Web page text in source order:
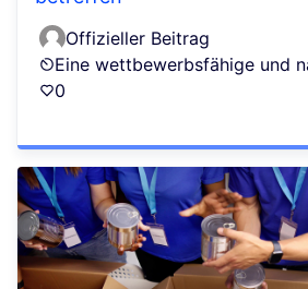
Offizieller Beitrag
Eine wettbewerbsfähige und
0